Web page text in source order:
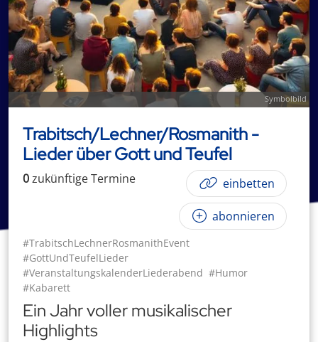
Symbolbild
Trabitsch/Lechner/Rosmanith -
Lieder über Gott und Teufel
0zukünftigeTermine einbetten
abonnieren
#TrabitschLechnerRosmanithEvent
#GottUndTeufelLieder
#VeranstaltungskalenderLiederabend #Humor
#Kabarett
Ein Jahr voller musikalischer
Highlights